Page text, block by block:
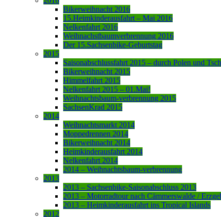
Bikerweihnacht 2016
15.Heimkinderausfahrt – Mai 2016
Nelkenfahrt 2016
Weihnachstbaumverbrennung 2016
Der 15.Sachsenbike-Geburtstag
2015
Saisonabschlussfahrt 2015 – durch Polen und
Bikerweihnacht 2015
Himmelfahrt 2015
Nelkenfahrt 2015 – 01.Mai!
Weihnachtsbaum-verbrennung 2015
SachsenKrad 2015
2014
Weihnachtsmarkt 2014
Moppedrennen 2014
Bikerweihnacht 2014
Heimkinderausfahrt 2014
Nelkenfahrt 2014
2014 – Weihnachtsbaum-verbrennung
2013
2013 – Sachsenbike-Saisonabschluss 2013
2013 – Motorradtour nach Cämmerswalde /
2013 – Heimkinderausfahrt ins Tropical Islands
2012